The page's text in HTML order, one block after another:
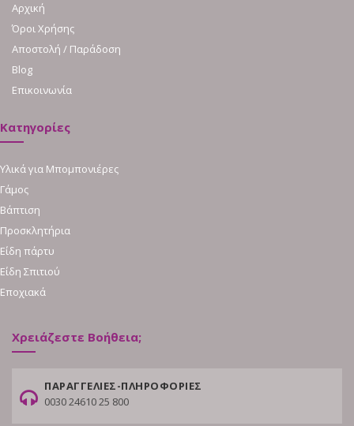
Αρχική
Όροι Χρήσης
Αποστολή / Παράδοση
Blog
Επικοινωνία
Κατηγορίες
Υλικά για Μπομπονιέρες
Γάμος
Βάπτιση
Προσκλητήρια
Είδη πάρτυ
Είδη Σπιτιού
Εποχιακά
Χρειάζεστε Βοήθεια;
ΠΑΡΑΓΓΕΛΙΕΣ-ΠΛΗΡΟΦΟΡΙΕΣ
0030 24610 25 800